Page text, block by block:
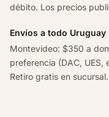
0
1
c
a
n
débito. Los precios
Envíos a todo Uruguay
Montevideo: $350 a
preferencia (DAC,
Retiro gratis en sucursal.